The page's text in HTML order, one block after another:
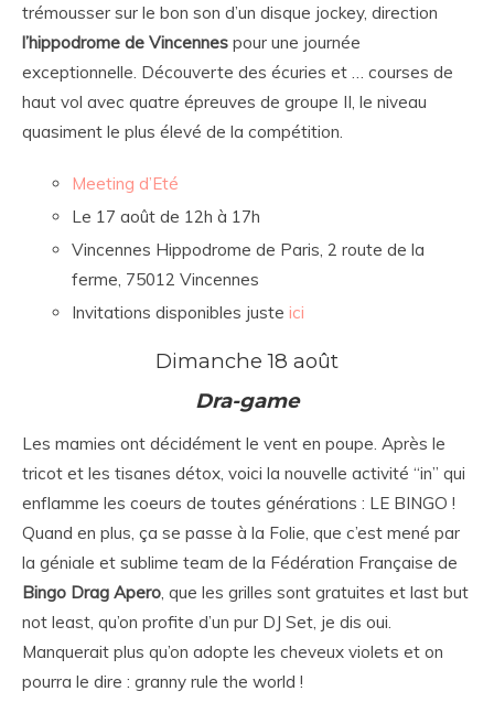
trémousser sur le bon son d’un disque jockey, direction
l’hippodrome de Vincennes pour une journée
exceptionnelle. Découverte des écuries et … courses de
haut vol avec quatre épreuves de groupe II, le niveau
quasiment le plus élevé de la compétition.
Meeting d’Eté
Le 17 août de 12h à 17h
Vincennes Hippodrome de Paris, 2 route de la
ferme, 75012 Vincennes
Invitations disponibles juste ici
Dimanche 18 août
Dra-game
Les mamies ont décidément le vent en poupe. Après le
tricot et les tisanes détox, voici la nouvelle activité “in” qui
enflamme les coeurs de toutes générations : LE BINGO !
Quand en plus, ça se passe à la Folie, que c’est mené par
la géniale et sublime team de la Fédération Française de
Bingo Drag Apero , que les grilles sont gratuites et last but
not least, qu’on profite d’un pur DJ Set, je dis oui.
Manquerait plus qu’on adopte les cheveux violets et on
pourra le dire : granny rule the world !